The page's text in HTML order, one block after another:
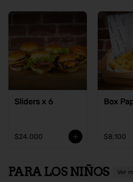
Sliders x 6
$24.000
Box
$8.100
PARA LOS NIÑOS Ver